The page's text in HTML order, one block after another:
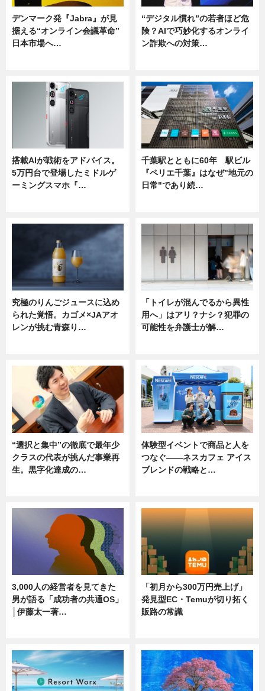
デンマーク発『Jabra』が見
据える“オンライン会議革命”
日本市場へ…
“デジタル慣れ”の若者ほど危
険？AIで巧妙化するオンライ
ン詐欺への対策…
搭載AIが戦術をアドバイス。
5万円台で登場したミドルゲ
ーミングスマホ『…
千葉駅とともに60年 駅ビル
『ペリエ千葉』はなぜ"地元の
日常"であり続…
究極のりんごジュースに込め
られた覚悟。カゴメ×JAアオ
レンが挑む青森り…
「トイレが混んでるから異性
用へ」はアリ？ナシ？犯罪の
可能性を弁護士が解…
“選択と集中”の徹底で最年少
クラスの代表が挑んだ事業再
生。黒字化達成の…
体験型イベントで商品と人を
つなぐ――ネスカフェ アイス
ブレンドの戦略と…
3,000人の経営者を見てきた
男が語る「成功者の共通OS」
│伊藤太一著…
「初月から300万円売上げ」
発見型EC・Temuが切り拓く
販路の常識